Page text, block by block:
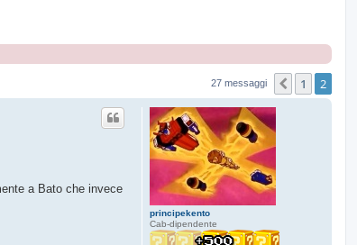
27 messaggi Precedente
1 2
principekento
Cab-dipendente
a Bato che invece